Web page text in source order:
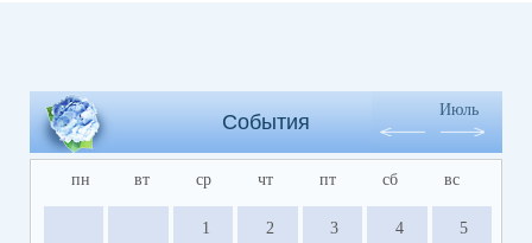
События
Июль
пн вт ср чт пт сб вс
1 2 3 4 5